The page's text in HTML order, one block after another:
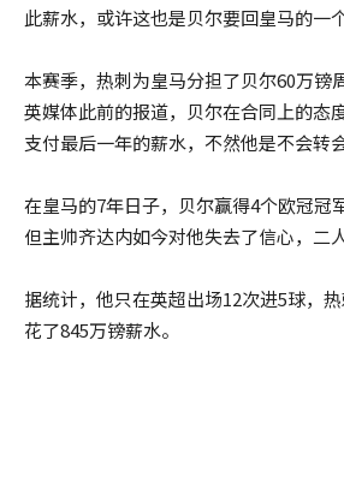
此薪水，或许这也是贝尔要回皇马的一
本赛季，热刺为皇马分担了贝尔60万镑
英媒体此前的报道，贝尔在合同上的态
支付最后一年的薪水，不然他是不会转
在皇马的7年日子，贝尔赢得4个欧冠冠
但主帅齐达内如今对他失去了信心，二
据统计，他只在英超出场12次进5球，
花了845万镑薪水。